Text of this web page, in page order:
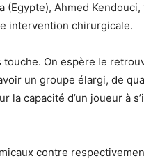
(Egypte), Ahmed
intervention chirurgicale.
touche. On espère le
un groupe élargi, de
la capacité d’un joueur à
contre